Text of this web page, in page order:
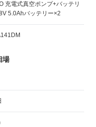
充電式真空ポンプ+バッテリ
5.0Ahバッテリー×2
場